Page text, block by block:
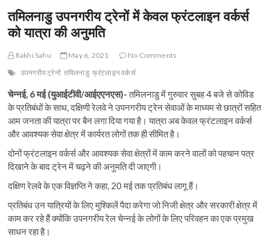
u
t
तमिलनाडु उपनगरीय ट्रेनों में केवल फ्रंटलाइन वर्कर्स
को यात्रा की अनुमति
Rakhi Sahu May 6, 2021
No Comments
उपनगरीय ट्रेनों तमिलनाडु फ्रंटलाइन वर्कर्स
चेन्नई, 6 मई (युआईटीवी/आईएएनएस)-तमिलनाडु में गुरुवार सुबह 4 बजे से कोविड
के प्रतिबंधों के साथ, दक्षिणी रेलवे ने उपनगरीय ट्रेन सेवाओं के माध्यम से छात्रों सहित
आम जनता की यात्रा पर बैन लगा दिया गया है। यात्रा अब केवल फ्रंटलाइन वर्कर्स
और आवश्यक सेवा क्षेत्र में कार्यरत लोगों तक ही सीमित है।
दोनों फ्रंटलाइन वर्कर्स और आवश्यक सेवा क्षेत्रों में काम करने वालों को पहचान पत्र
दिखाने के बाद ट्रेन में चढ़ने की अनुमति दी जाएगी।
दक्षिण रेलवे के एक विज्ञप्ति ने कहा, 20 मई तक प्रतिबंध लागू हैं।
प्रतिबंध उन यात्रियों के लिए मुश्किलें पैदा करेगा जो निजी क्षेत्र और सरकारी क्षेत्र में
काम कर रहे हैं क्योंकि उपनगरीय रेल चेन्नई के लोगों के लिए परिवहन का एक प्रमुख
साधन रहा है।